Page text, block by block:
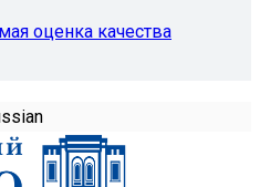
оценка качества